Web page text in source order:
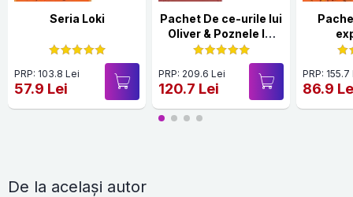
Seria Loki
PRP: 103.8 Lei
57.9 Lei
Pachet De ce-urile lui
Oliver & Poznele lui
Loki
PRP: 209.6 Lei
120.7 Lei
PRP:
86.9
De la același autor